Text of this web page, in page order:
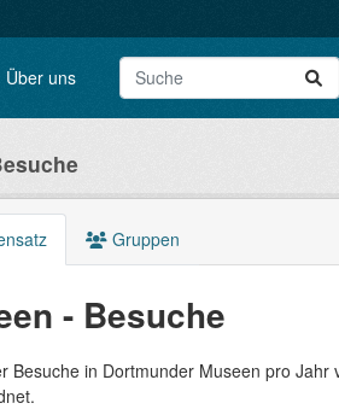
Über uns
Gruppen
- Besuche
Besuche in Dortmunder Museen pro